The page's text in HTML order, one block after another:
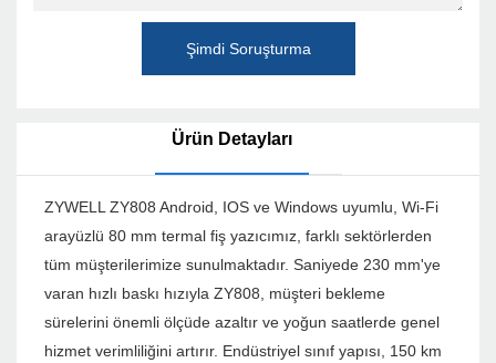
Şimdi Soruşturma
Ürün Detayları
ZYWELL ZY808 Android, IOS ve Windows uyumlu, Wi-Fi
arayüzlü 80 mm termal fiş yazıcımız, farklı sektörlerden
tüm müşterilerimize sunulmaktadır. Saniyede 230 mm'ye
varan hızlı baskı hızıyla ZY808, müşteri bekleme
sürelerini önemli ölçüde azaltır ve yoğun saatlerde genel
hizmet verimliliğini artırır. Endüstriyel sınıf yapısı, 150 km